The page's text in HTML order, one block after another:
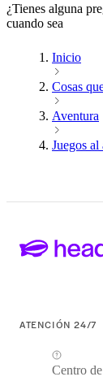
¿Tienes alguna
cuando sea
Inicio
Cosas
Aventura
Juegos
ATENCIÓN 24/7
Centro